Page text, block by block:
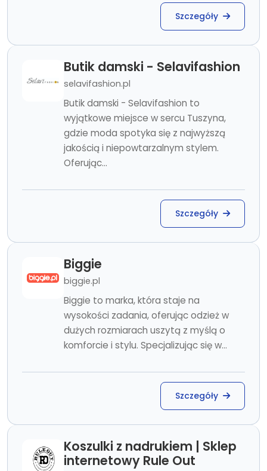
Szczegóły
Butik damski - Selavifashion
selavifashion.pl
Butik damski - Selavifashion to
wyjątkowe miejsce w sercu Tuszyna,
gdzie moda spotyka się z najwyższą
jakością i niepowtarzalnym stylem.
Oferując...
Szczegóły
Biggie
biggie.pl
Biggie to marka, która staje na
wysokości zadania, oferując odzież w
dużych rozmiarach uszytą z myślą o
komforcie i stylu. Specjalizując się w...
Szczegóły
Koszulki z nadrukiem | Sklep
internetowy Rule Out